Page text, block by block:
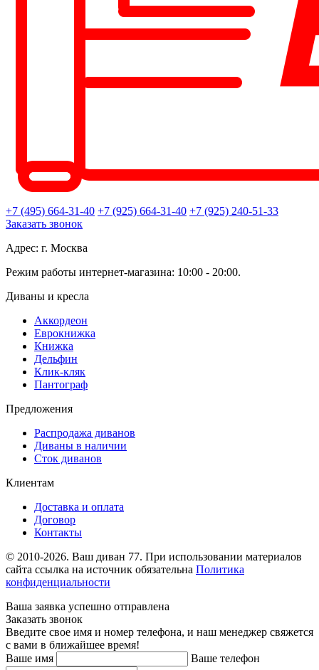
+7 (495) 664-31-40 +7 (925) 664-31-40 +7 (925) 240-51-33
Заказать звонок
Адрес: г. Москва
Режим работы интернет-магазина: 10:00 - 20:00.
Диваны и кресла
Аккордеон
Еврокнижка
Книжка
Дельфин
Клик-кляк
Пантограф
Предложения
Распродажа диванов
Диваны в наличии
Сток диванов
Клиентам
Доставка и оплата
Договор
Контакты
© 2010-2026. Ваш диван 77. При использовании материалов
сайта ссылка на источник обязательна Политика
конфиденциальности
Ваша заявка успешно отправлена
Заказать звонок
Введите свое имя и номер телефона, и наш менеджер свяжется
с вами в ближайшее время!
Ваше имя
Ваше телефон